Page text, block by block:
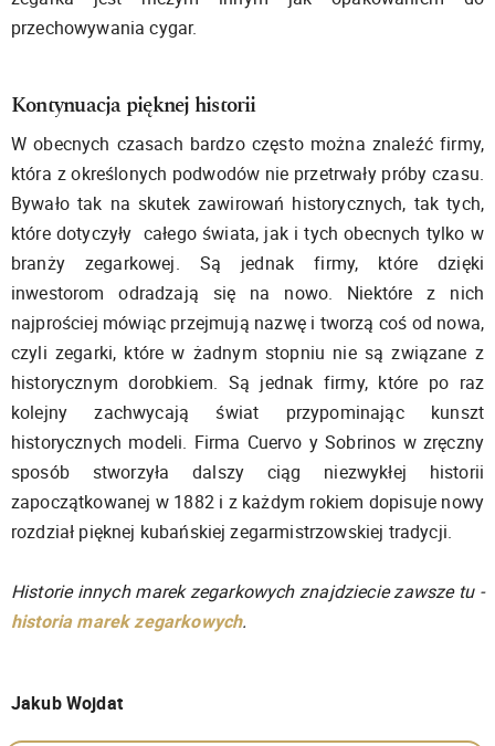
przechowywania cygar.
Kontynuacja pięknej historii
W obecnych czasach bardzo często można znaleźć firmy,
która z określonych podwodów nie przetrwały próby czasu.
Bywało tak na skutek zawirowań historycznych, tak tych,
które dotyczyły całego świata, jak i tych obecnych tylko w
branży zegarkowej. Są jednak firmy, które dzięki
inwestorom odradzają się na nowo. Niektóre z nich
najprościej mówiąc przejmują nazwę i tworzą coś od nowa,
czyli zegarki, które w żadnym stopniu nie są związane z
historycznym dorobkiem. Są jednak firmy, które po raz
kolejny zachwycają świat przypominając kunszt
historycznych modeli. Firma Cuervo y Sobrinos w zręczny
sposób stworzyła dalszy ciąg niezwykłej historii
zapoczątkowanej w 1882 i z każdym rokiem dopisuje nowy
rozdział pięknej kubańskiej zegarmistrzowskiej tradycji.
Historie innych marek zegarkowych znajdziecie zawsze tu -
historia marek zegarkowych.
Jakub Wojdat